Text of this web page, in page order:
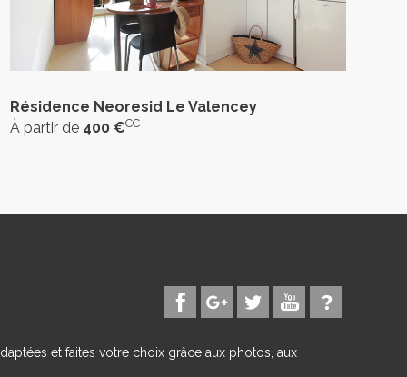
Résidence Neoresid Le Valencey
À partir de 400 €CC
et faites votre choix grâce aux photos, aux